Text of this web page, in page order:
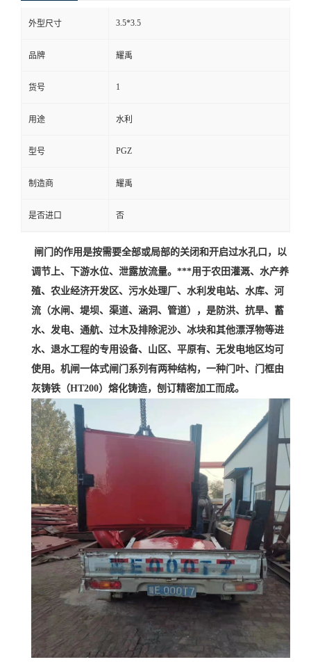
外型尺寸 3.5*3.5
品牌 耀禹
货号 1
用途 水利
型号 PGZ
制造商 耀禹
是否进口 否
闸门的作用是按需要全部或局部的关闭和开启过水孔口，以
调节上、下游水位、泄露放流量。***用于农田灌溉、水产养
殖、农业经济开发区、污水处理厂、水利发电站、水库、河
流（水闸、堤坝、渠道、涵洞、管道），是防洪、抗旱、蓄
水、发电、通航、过木及排除泥沙、冰块和其他漂浮物等进
水、退水工程的专用设备、山区、平原有、无发电地区均可
使用。机闸一体式闸门系列有两种结构，一种门叶、门框由
灰铸铁（HT200）熔化铸造，刨订精密加工而成。